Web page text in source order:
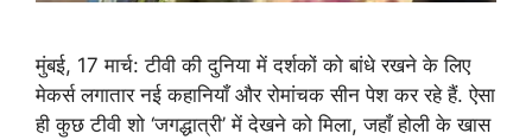
मुंबई, 17 मार्च: टीवी की दुनिया में दर्शकों को बांधे रखने के लिए
मेकर्स लगातार नई कहानियाँ और रोमांचक सीन पेश कर रहे हैं. ऐसा
ही कुछ टीवी शो ‘जगद्धात्री’ में देखने को मिला, जहाँ होली के खास